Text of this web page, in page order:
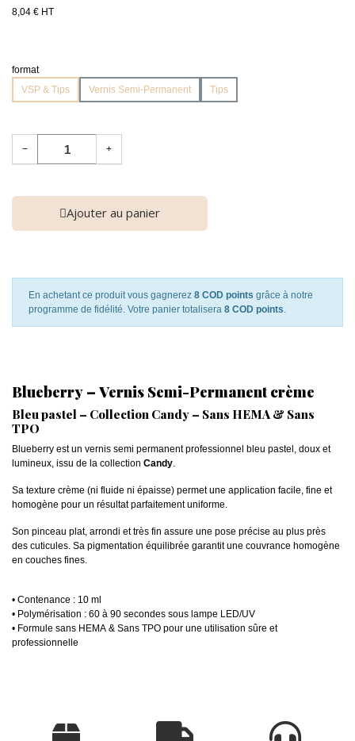
8,04 € HT
format
VSP & Tips
Vernis Semi-Permanent Tips
− +
Ajouter au panier
En achetant ce produit vous gagnerez 8 COD points grâce à notre
programme de fidélité. Votre panier totalisera 8 COD points.
Blueberry – Vernis Semi-Permanent crème
Bleu pastel – Collection Candy – Sans HEMA & Sans
TPO
Blueberry est un vernis semi permanent professionnel bleu pastel, doux et
lumineux, issu de la collection Candy.
Sa texture crème (ni fluide ni épaisse) permet une application facile, fine et
homogène pour un résultat parfaitement uniforme.
Son pinceau plat, arrondi et très fin assure une pose précise au plus près
des cuticules. Sa pigmentation équilibrée garantit une couvrance homogène
en couches fines.
• Contenance : 10 ml
• Polymérisation : 60 à 90 secondes sous lampe LED/UV
• Formule sans HEMA & Sans TPO pour une utilisation sûre et
professionnelle